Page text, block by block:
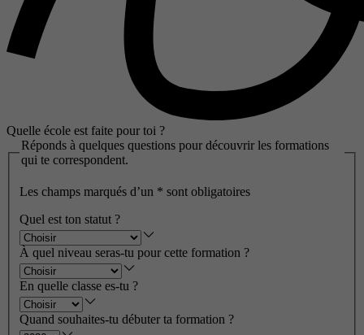
Quelle école est faite pour toi ?
Réponds à quelques questions pour découvrir les formations
qui te correspondent.
Les champs marqués d’un * sont obligatoires
Quel est ton statut ?
À quel niveau seras-tu pour cette formation ?
En quelle classe es-tu ?
Quand souhaites-tu débuter ta formation ?